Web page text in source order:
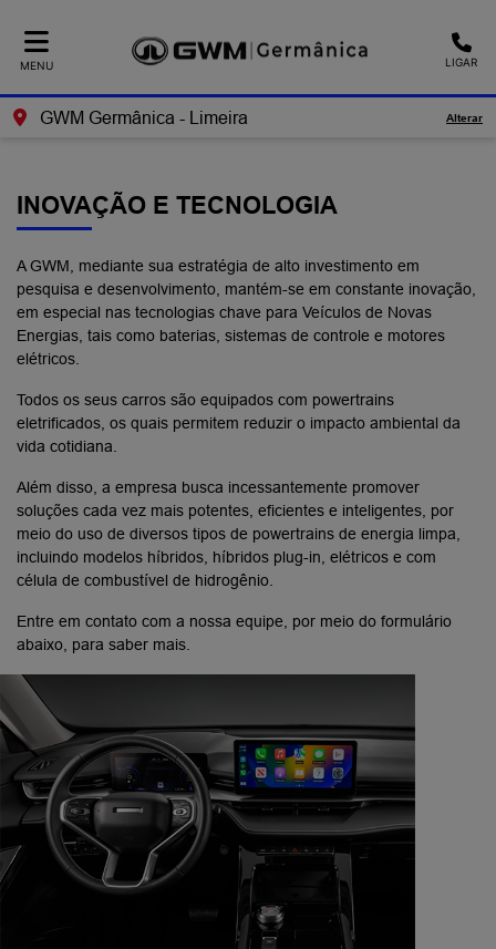
MENU LIGAR
GWM Germânica - Limeira Alterar
INOVAÇÃO E TECNOLOGIA
A GWM, mediante sua estratégia de alto investimento em
pesquisa e desenvolvimento, mantém-se em constante inovação,
em especial nas tecnologias chave para Veículos de Novas
Energias, tais como baterias, sistemas de controle e motores
elétricos.
Todos os seus carros são equipados com powertrains
eletrificados, os quais permitem reduzir o impacto ambiental da
vida cotidiana.
Além disso, a empresa busca incessantemente promover
soluções cada vez mais potentes, eficientes e inteligentes, por
meio do uso de diversos tipos de powertrains de energia limpa,
incluindo modelos híbridos, híbridos plug-in, elétricos e com
célula de combustível de hidrogênio.
Entre em contato com a nossa equipe, por meio do formulário
abaixo, para saber mais.